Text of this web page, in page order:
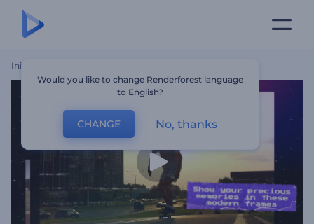
Inicio
Would you like to change Renderforest language
to English?
CHANGE No, thanks